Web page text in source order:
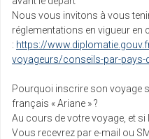
Nous vous invitons à vous
réglementations en vigueur en
: https://
voyageurs/conseils-par-pays-
Pourquoi inscrire son voyage
français « Ariane » ?
Au cours de votre voyage, et
Vous recevrez par e-mail ou